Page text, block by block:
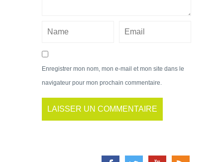
Enregistrer mon nom, mon e-mail et mon site dans le
navigateur pour mon prochain commentaire.